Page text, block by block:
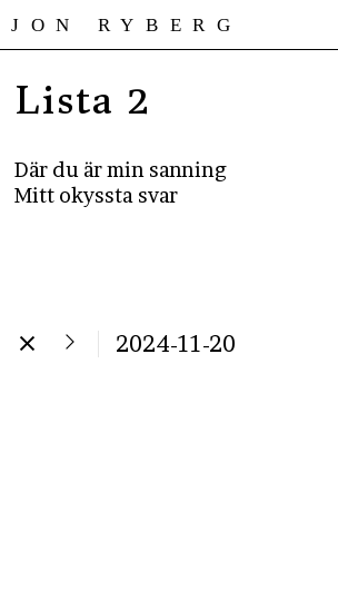
JON RYBERG
Lista 2
Där du är min sanning
Mitt okyssta svar
2024-11-20